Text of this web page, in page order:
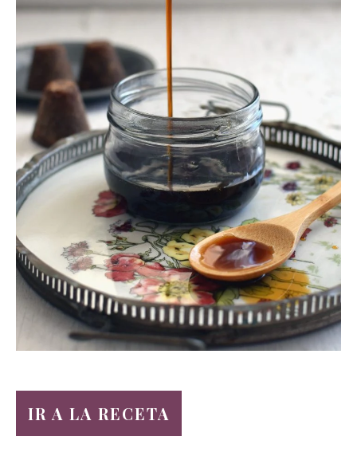
IR A LA RECETA